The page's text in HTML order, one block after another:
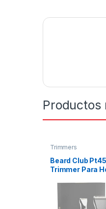
Productos
Trimmers
Beard Club
Trimmer Para